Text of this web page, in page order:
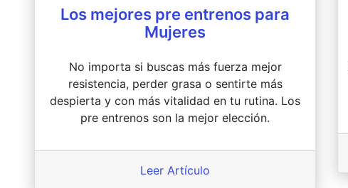
Los mejores pre entrenos para
Mujeres
No importa si buscas más fuerza mejor
resistencia, perder grasa o sentirte más
despierta y con más vitalidad en tu rutina. Los
pre entrenos son la mejor elección.
Leer Artículo